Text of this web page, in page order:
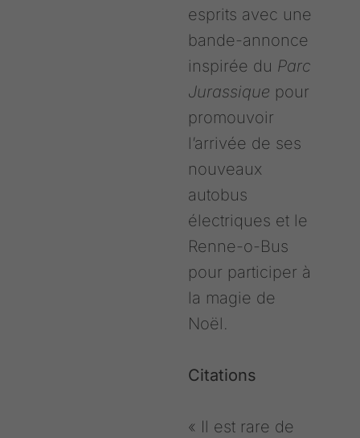
esprits avec une
bande-annonce
inspirée du Parc
Jurassique pour
promouvoir
l’arrivée de ses
nouveaux
autobus
électriques et le
Renne-o-Bus
pour participer à
la magie de
Noël.
Citations
« Il est rare de